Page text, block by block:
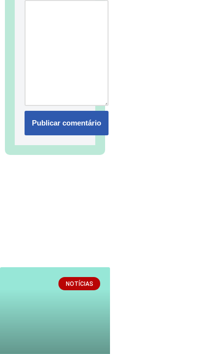
NOTÍCIAS